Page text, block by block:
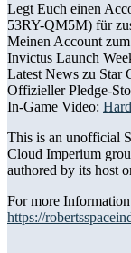
Legt Euch einen
53RY-QM5M) für
Meinen Account
Invictus Launch
Latest News zu Star
Offizieller Pledge-
In-Game Video:
This is an unofficial
Cloud Imperium
authored by its host
For more
https://